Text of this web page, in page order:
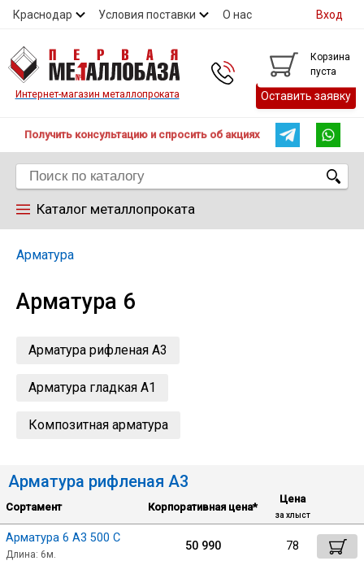
Краснодар Условия поставки О нас
Контакты
Контакты
Вход
Интернет-магазин металлопроката
Корзина
пуста
Оставить заявку
Получить консультацию и спросить об акциях
Каталог металлопроката
Труба
Лист
Уголок
Швеллер
Квадрат
Арматура
Арматура 6
Арматура рифленая А3
Арматура гладкая А1
Композитная арматура
Арматура рифленая А3
Сортамент Корпоративная цена*
Цена
за хлыст
Арматура 6 А3 500 С
Длина: 6м.
50 990 78